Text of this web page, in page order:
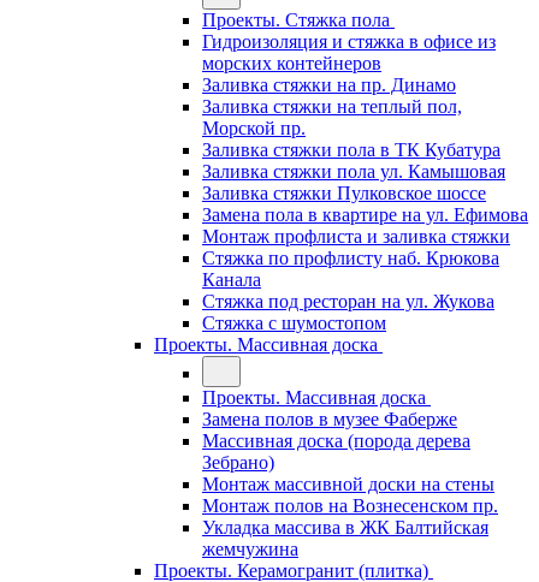
Проекты. Стяжка пола
Гидроизоляция и стяжка в офисе из
морских контейнеров
Заливка стяжки на пр. Динамо
Заливка стяжки на теплый пол,
Морской пр.
Заливка стяжки пола в ТК Кубатура
Заливка стяжки пола ул. Камышовая
Заливка стяжки Пулковское шоссе
Замена пола в квартире на ул. Ефимова
Монтаж профлиста и заливка стяжки
Стяжка по профлисту наб. Крюкова
Канала
Стяжка под ресторан на ул. Жукова
Стяжка с шумостопом
Проекты. Массивная доска
Проекты. Массивная доска
Замена полов в музее Фаберже
Массивная доска (порода дерева
Зебрано)
Монтаж массивной доски на стены
Монтаж полов на Вознесенском пр.
Укладка массива в ЖК Балтийская
жемчужина
Проекты. Керамогранит (плитка)